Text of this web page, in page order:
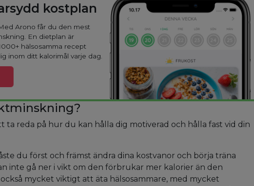
kostplan
Arono får du den mest
En dietplan är
hälsosamma recept
inom ditt kalorimål varje dag.
ta reda på hur du kan hålla dig motiverad och hålla fast vid din
du först och främst ändra dina kostvanor och börja träna
inte gå ner i vikt om den förbrukar mer kalorier än den
mycket viktigt att äta hälsosammare, med mycket